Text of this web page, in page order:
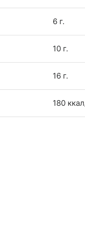
6 г.
10 г.
16 г.
180